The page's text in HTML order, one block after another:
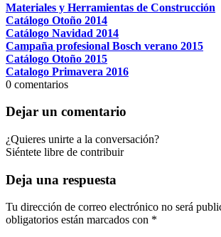
Materiales y Herramientas de Construcción
Catálogo Otoño 2014
Catálogo Navidad 2014
Campaña profesional Bosch verano 2015
Catálogo Otoño 2015
Catalogo Primavera 2016
0 comentarios
Dejar un comentario
¿Quieres unirte a la conversación?
Siéntete libre de contribuir
Deja una respuesta
Tu dirección de correo electrónico no será
obligatorios están marcados con *